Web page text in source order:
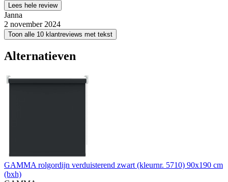
Lees hele review
Janna
2 november 2024
Toon alle 10 klantreviews met tekst
Alternatieven
GAMMA rolgordijn verduisterend zwart (kleurnr. 5710) 90x190 cm
(bxh)